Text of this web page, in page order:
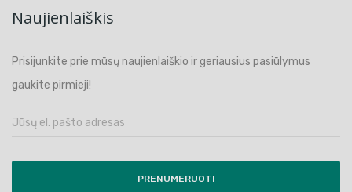
Naujienlaiškis
Prisijunkite prie mūsų naujienlaiškio ir geriausius pasiūlymus
gaukite pirmieji!
PRENUMERUOTI